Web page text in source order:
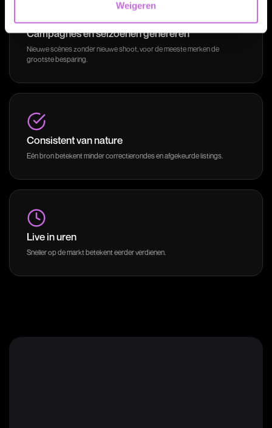
Weigeren
Campagnes en seizoenen genereren
Nieuwe scènes zonder nieuwe shoot, voor de meeste merken de
grootste besparing.
Consistent van nature
Eén bron betekent minder correctierondes en afgekeurde listings.
Live in uren
Sneller op de markt betekent eerder verdienen.